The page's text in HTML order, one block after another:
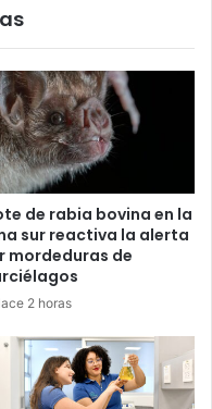
de rabia bovina en la
sur reactiva la alerta
mordeduras de
2 horas